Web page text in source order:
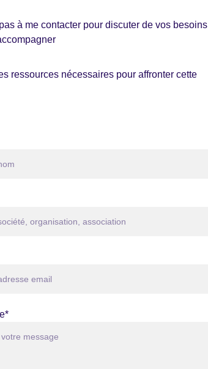
à me contacter pour discuter de vos besoins
ressources nécessaires pour affronter cette